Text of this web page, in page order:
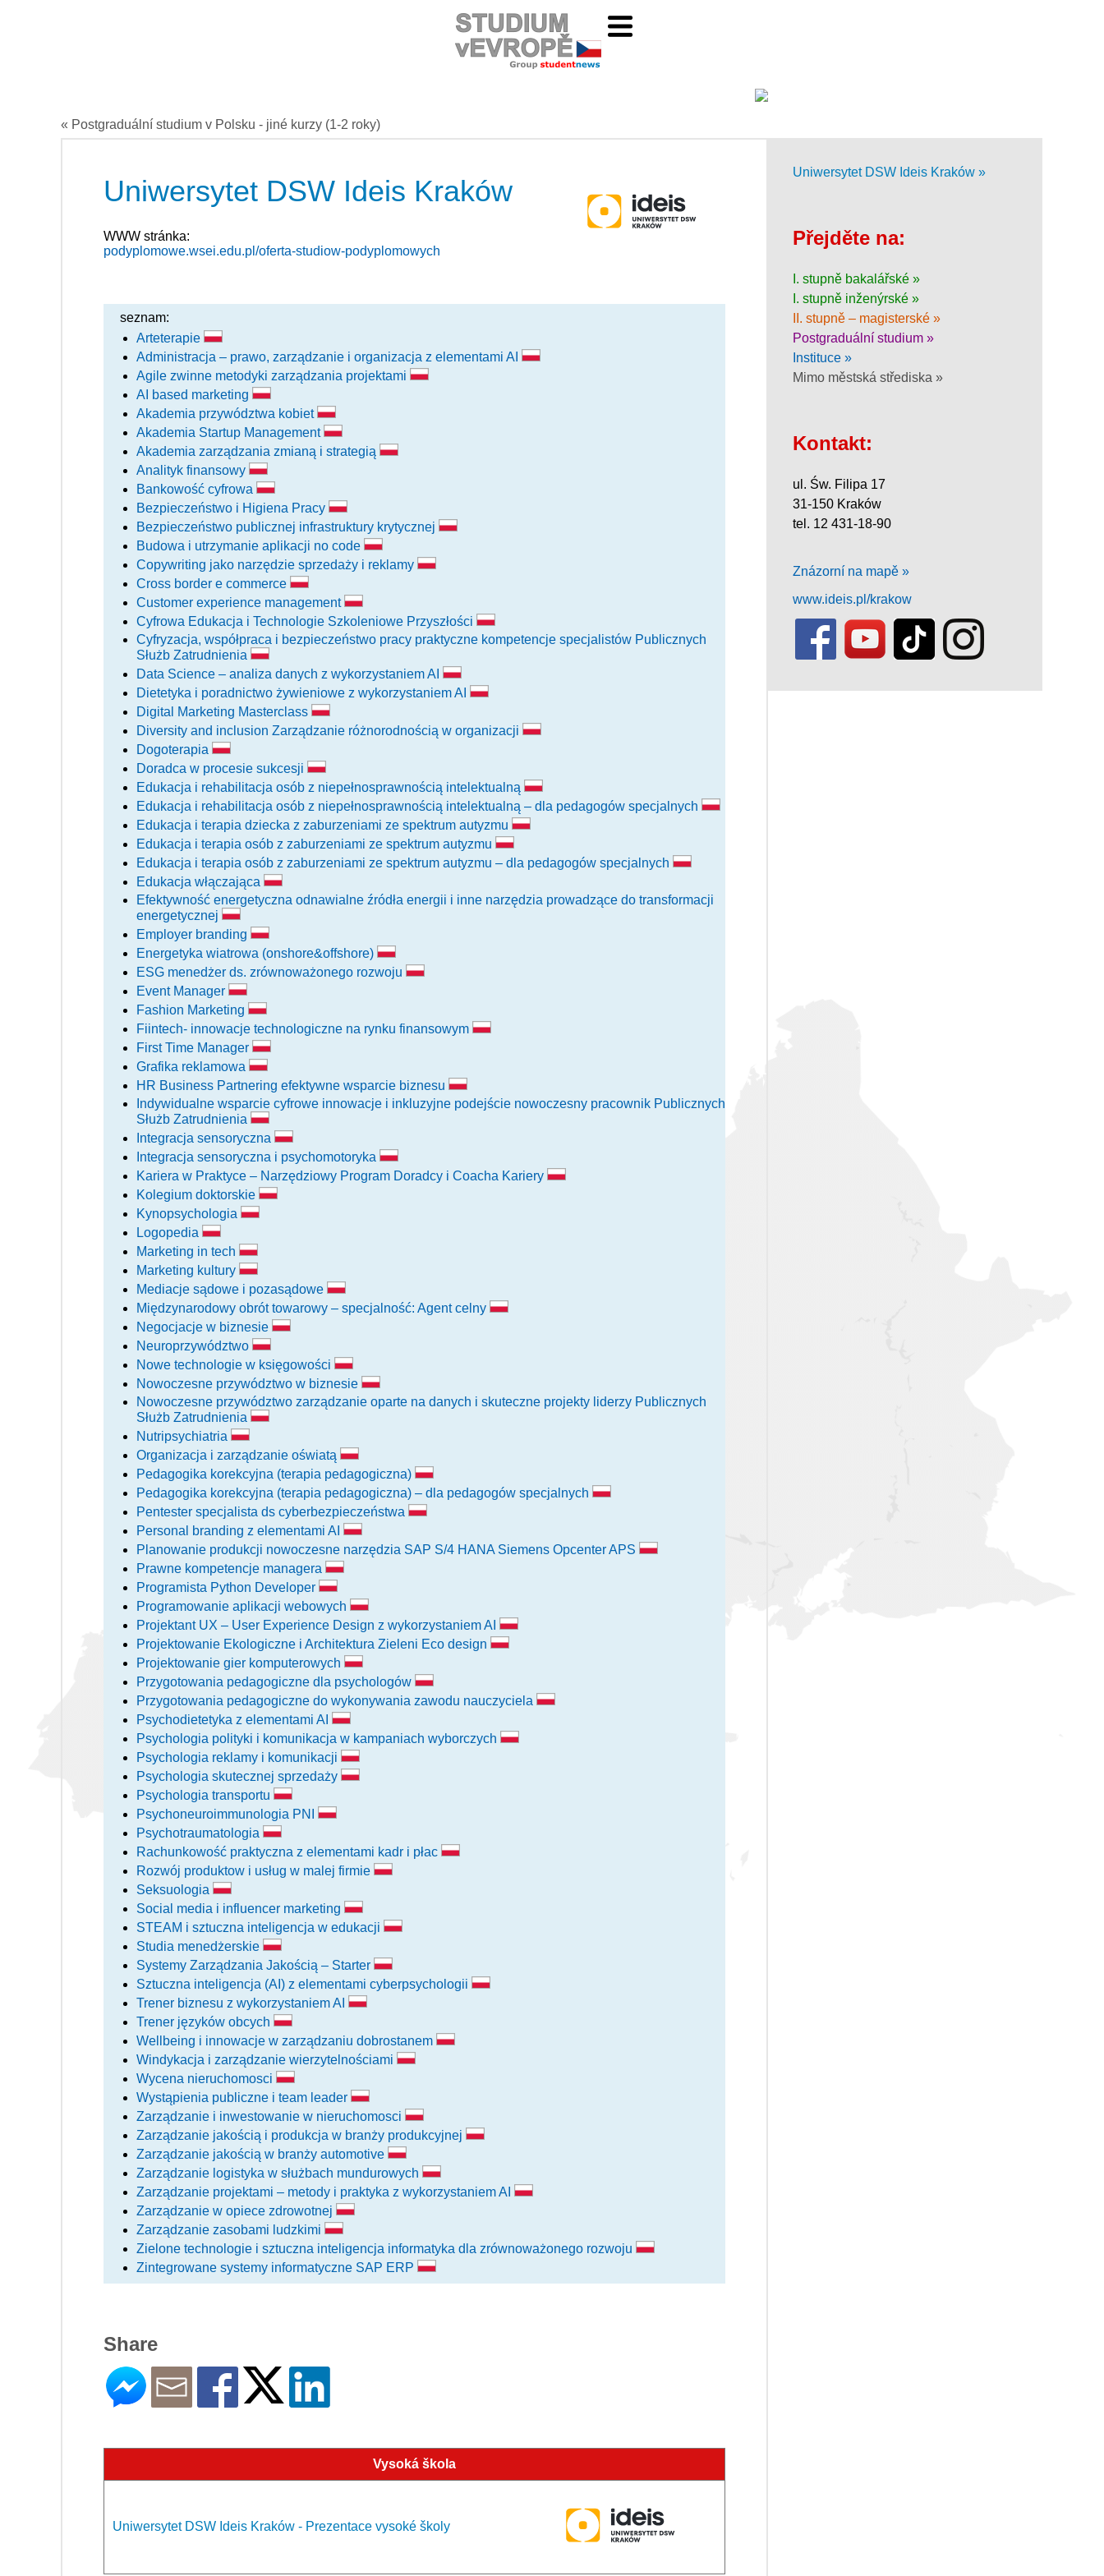
« Postgraduální studium v Polsku - jiné kurzy (1-2 roky)
Uniwersytet DSW Ideis Kraków
WWW stránka:
podyplomowe.wsei.edu.pl/oferta-studiow-podyplomowych
seznam:
Arteterapie
Administracja – prawo, zarządzanie i organizacja z elementami AI
Agile zwinne metodyki zarządzania projektami
AI based marketing
Akademia przywództwa kobiet
Akademia Startup Management
Akademia zarządzania zmianą i strategią
Analityk finansowy
Bankowość cyfrowa
Bezpieczeństwo i Higiena Pracy
Bezpieczeństwo publicznej infrastruktury krytycznej
Budowa i utrzymanie aplikacji no code
Copywriting jako narzędzie sprzedaży i reklamy
Cross border e commerce
Customer experience management
Cyfrowa Edukacja i Technologie Szkoleniowe Przyszłości
Cyfryzacja, współpraca i bezpieczeństwo pracy praktyczne kompetencje specjalistów Publicznych
Służb Zatrudnienia
Data Science – analiza danych z wykorzystaniem AI
Dietetyka i poradnictwo żywieniowe z wykorzystaniem AI
Digital Marketing Masterclass
Diversity and inclusion Zarządzanie różnorodnością w organizacji
Dogoterapia
Doradca w procesie sukcesji
Edukacja i rehabilitacja osób z niepełnosprawnością intelektualną
Edukacja i rehabilitacja osób z niepełnosprawnością intelektualną – dla pedagogów specjalnych
Edukacja i terapia dziecka z zaburzeniami ze spektrum autyzmu
Edukacja i terapia osób z zaburzeniami ze spektrum autyzmu
Edukacja i terapia osób z zaburzeniami ze spektrum autyzmu – dla pedagogów specjalnych
Edukacja włączająca
Efektywność energetyczna odnawialne źródła energii i inne narzędzia prowadzące do transformacji
energetycznej
Employer branding
Energetyka wiatrowa (onshore&offshore)
ESG menedżer ds. zrównoważonego rozwoju
Event Manager
Fashion Marketing
Fiintech- innowacje technologiczne na rynku finansowym
First Time Manager
Grafika reklamowa
HR Business Partnering efektywne wsparcie biznesu
Indywidualne wsparcie cyfrowe innowacje i inkluzyjne podejście nowoczesny pracownik Publicznych
Służb Zatrudnienia
Integracja sensoryczna
Integracja sensoryczna i psychomotoryka
Kariera w Praktyce – Narzędziowy Program Doradcy i Coacha Kariery
Kolegium doktorskie
Kynopsychologia
Logopedia
Marketing in tech
Marketing kultury
Mediacje sądowe i pozasądowe
Międzynarodowy obrót towarowy – specjalność: Agent celny
Negocjacje w biznesie
Neuroprzywództwo
Nowe technologie w księgowości
Nowoczesne przywództwo w biznesie
Nowoczesne przywództwo zarządzanie oparte na danych i skuteczne projekty liderzy Publicznych
Służb Zatrudnienia
Nutripsychiatria
Organizacja i zarządzanie oświatą
Pedagogika korekcyjna (terapia pedagogiczna)
Pedagogika korekcyjna (terapia pedagogiczna) – dla pedagogów specjalnych
Pentester specjalista ds cyberbezpieczeństwa
Personal branding z elementami AI
Planowanie produkcji nowoczesne narzędzia SAP S/4 HANA Siemens Opcenter APS
Prawne kompetencje managera
Programista Python Developer
Programowanie aplikacji webowych
Projektant UX – User Experience Design z wykorzystaniem AI
Projektowanie Ekologiczne i Architektura Zieleni Eco design
Projektowanie gier komputerowych
Przygotowania pedagogiczne dla psychologów
Przygotowania pedagogiczne do wykonywania zawodu nauczyciela
Psychodietetyka z elementami AI
Psychologia polityki i komunikacja w kampaniach wyborczych
Psychologia reklamy i komunikacji
Psychologia skutecznej sprzedaży
Psychologia transportu
Psychoneuroimmunologia PNI
Psychotraumatologia
Rachunkowość praktyczna z elementami kadr i płac
Rozwój produktow i usług w malej firmie
Seksuologia
Social media i influencer marketing
STEAM i sztuczna inteligencja w edukacji
Studia menedżerskie
Systemy Zarządzania Jakością – Starter
Sztuczna inteligencja (AI) z elementami cyberpsychologii
Trener biznesu z wykorzystaniem AI
Trener języków obcych
Wellbeing i innowacje w zarządzaniu dobrostanem
Windykacja i zarządzanie wierzytelnościami
Wycena nieruchomosci
Wystąpienia publiczne i team leader
Zarządzanie i inwestowanie w nieruchomosci
Zarządzanie jakością i produkcja w branży produkcyjnej
Zarządzanie jakością w branży automotive
Zarządzanie logistyka w służbach mundurowych
Zarządzanie projektami – metody i praktyka z wykorzystaniem AI
Zarządzanie w opiece zdrowotnej
Zarządzanie zasobami ludzkimi
Zielone technologie i sztuczna inteligencja informatyka dla zrównoważonego rozwoju
Zintegrowane systemy informatyczne SAP ERP
Share
Vysoká škola
Uniwersytet DSW Ideis Kraków - Prezentace vysoké školy
Uniwersytet DSW Ideis Kraków »
Přejděte na:
I. stupně bakalářské »
I. stupně inženýrské »
II. stupně – magisterské »
Postgraduální studium »
Instituce »
Mimo městská střediska »
Kontakt:
ul. Św. Filipa 17
31-150 Kraków
tel. 12 431-18-90
Znázorní na mapě »
www.ideis.pl/krakow